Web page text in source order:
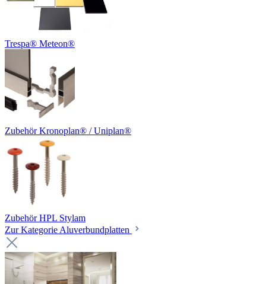
Trespa® Meteon®
Zubehör Kronoplan® / Uniplan®
Zubehör HPL Stylam
Zur Kategorie Aluverbundplatten